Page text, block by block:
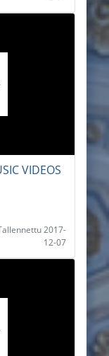
VIDEOS
2017-
12-07